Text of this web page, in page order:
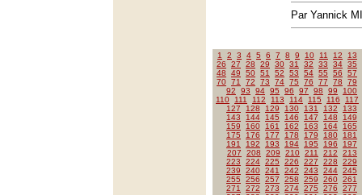
Par Yannick
1 2 3 4 5 6 7 8 9 10 11 12
13
26
27 28 29 30 31 32 33 34 35
48
49 50 51 52 53 54 55 56
57
70 71 72 73 74 75 76 77 78
79
92
93 94 95 96 97 98 99
100
110
111 112 113 114 115 116
117
127
128 129 130 131 132
133
143
144 145 146 147 148
149
159
160 161 162 163 164
165
175
176 177 178 179 180
181
191
192 193 194 195 196
197
207
208 209 210 211 212
213
223
224 225 226 227 228
229
239
240 241 242 243 244 245
255
256 257 258 259 260 261
271
272 273 274 275 276
277